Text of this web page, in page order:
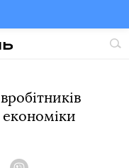
економіки